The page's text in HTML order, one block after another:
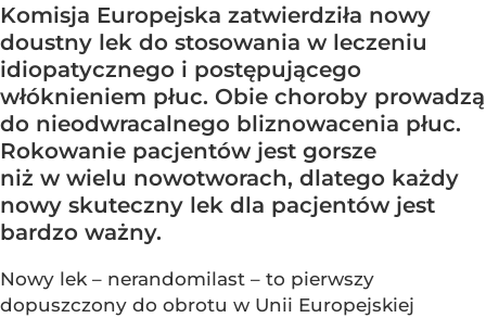
Komisja Europejska zatwierdziła nowy
doustny lek do stosowania w leczeniu
idiopatycznego i postępującego
włóknieniem płuc. Obie choroby prowadzą
do nieodwracalnego bliznowacenia płuc.
Rokowanie pacjentów jest gorsze
niż w wielu nowotworach, dlatego każdy
nowy skuteczny lek dla pacjentów jest
bardzo ważny.
Nowy lek – nerandomilast – to pierwszy
dopuszczony do obrotu w Unii Europejskiej